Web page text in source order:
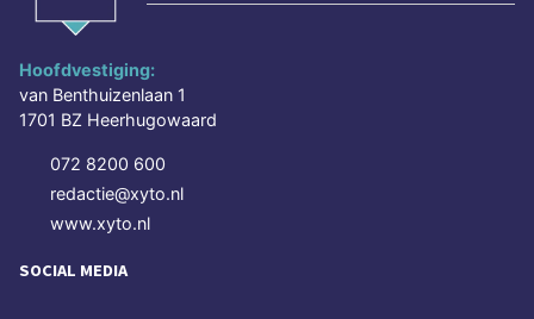
Hoofdvestiging:
van Benthuizenlaan 1
1701 BZ Heerhugowaard
072 8200 600
redactie@xyto.nl
www.xyto.nl
SOCIAL MEDIA